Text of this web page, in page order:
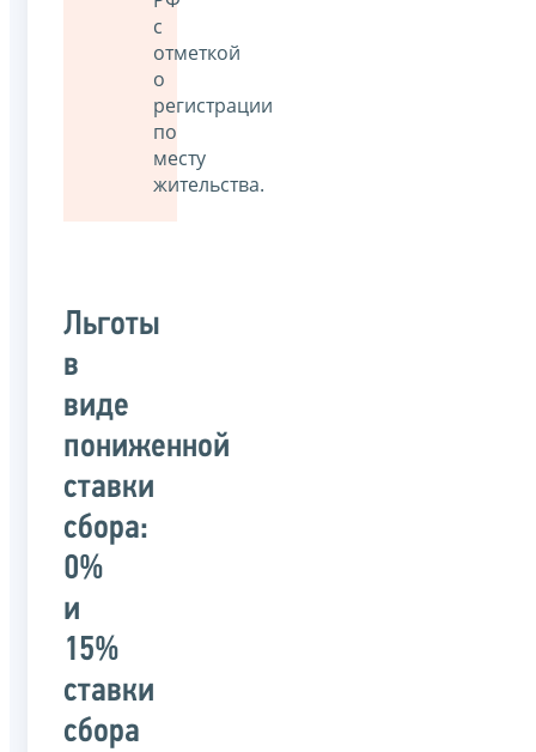
с
отметкой
о
регистрации
по
месту
жительства.
Льготы
в
виде
пониженной
ставки
сбора:
0%
и
15%
ставки
сбора